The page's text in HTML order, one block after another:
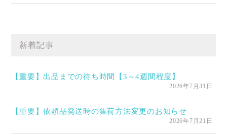
新着記事
【重要】出品までの待ち時間【3～4週間程度】
2026年7月31日
【重要】依頼品発送時の集荷方法変更のお知らせ
2026年7月21日